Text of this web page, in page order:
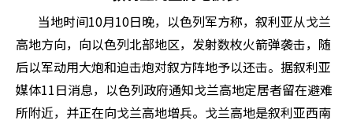
当地时间10月10日晚，以色列军方称，叙利亚从戈兰
高地方向，向以色列北部地区，发射数枚火箭弹袭击，随
后以军动用大炮和迫击炮对叙方阵地予以还击。据叙利亚
媒体11日消息，以色列政府通知戈兰高地定居者留在避难
所附近，并正在向戈兰高地增兵。戈兰高地是叙利亚西南